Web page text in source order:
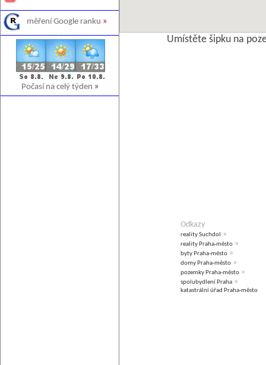
měření Google ranku »
Počasí na celý týden »
Umístěte šipku na
Odkazy
reality Suchdol »
reality Praha-město »
byty Praha-město »
domy Praha-město »
pozemky Praha-město »
spolubydlení Praha »
katastrální úřad Praha-město